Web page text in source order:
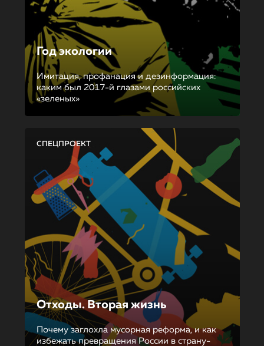
Год экологии
Имитация, профанация и дезинформация:
каким был 2017-й глазами российских
«зеленых»
СПЕЦПРОЕКТ
Отходы. Вторая жизнь
Почему заглохла мусорная реформа, и как
избежать превращения России в страну-